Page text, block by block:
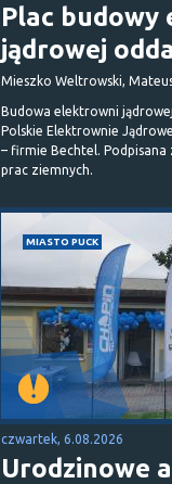
Plac
jądrowej
Mieszko Weltrowski,
Budowa elektrowni
Polskie Elektrownie
– firmie Bechtel. Podpisana
prac ziemnych.
MIASTO PUCK
czwartek, 6.08.2026
Urodzinowe